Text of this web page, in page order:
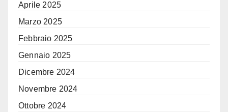
Aprile 2025
Marzo 2025
Febbraio 2025
Gennaio 2025
Dicembre 2024
Novembre 2024
Ottobre 2024